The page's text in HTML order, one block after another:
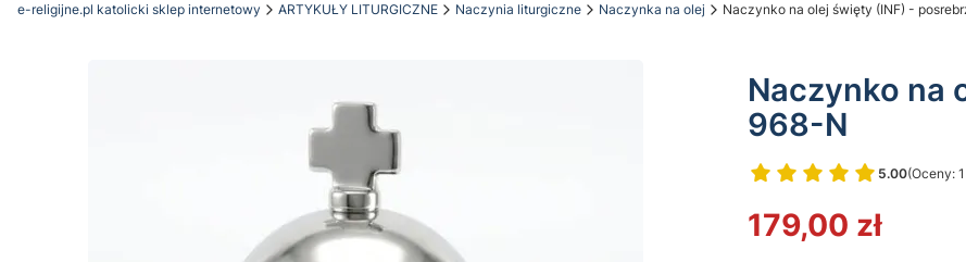
e-religijne.pl katolicki sklep internetowy ARTYKUŁY LITURGICZNE Naczynia liturgiczne Naczynka na olej Naczynko na olej święty (INF) -
Naczynko na
968-N
5.00(Oceny:
Przejdź
179,00 zł